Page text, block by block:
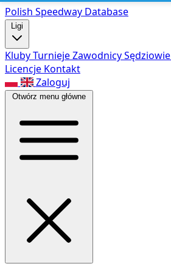
Polish Speedway Database
Ligi
KlubyTurniejeZawodnicySędziowie
Licencje Kontakt
Zaloguj
Otwórz menu główne